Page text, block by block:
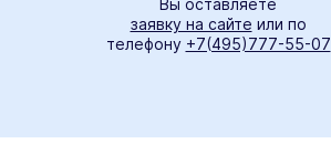
Вы оставляете
заявку на сайте или по
телефону +7(495)777-55-07